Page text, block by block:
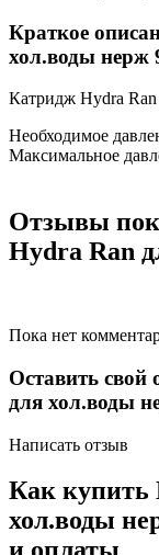
Краткое
хол.воды нерж
Катридж Hydra
Необходимое
Максимальное
Отзывы
Hydra Ran
Пока нет
Оставить
для хол.воды
Написать отзыв
Как купить
хол.воды